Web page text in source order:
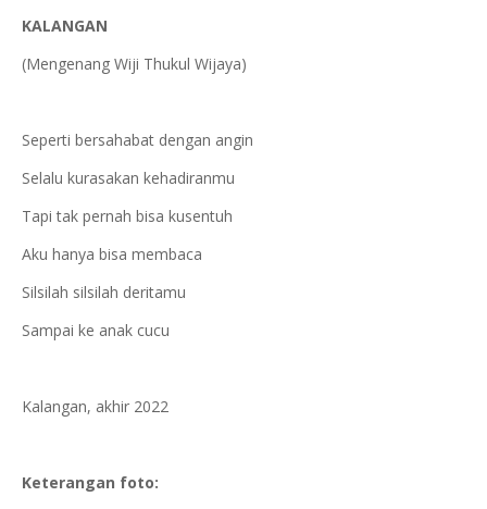
KALANGAN
(Mengenang Wiji Thukul Wijaya)
Seperti bersahabat dengan angin
Selalu kurasakan kehadiranmu
Tapi tak pernah bisa kusentuh
Aku hanya bisa membaca
Silsilah silsilah deritamu
Sampai ke anak cucu
Kalangan, akhir 2022
Keterangan foto: